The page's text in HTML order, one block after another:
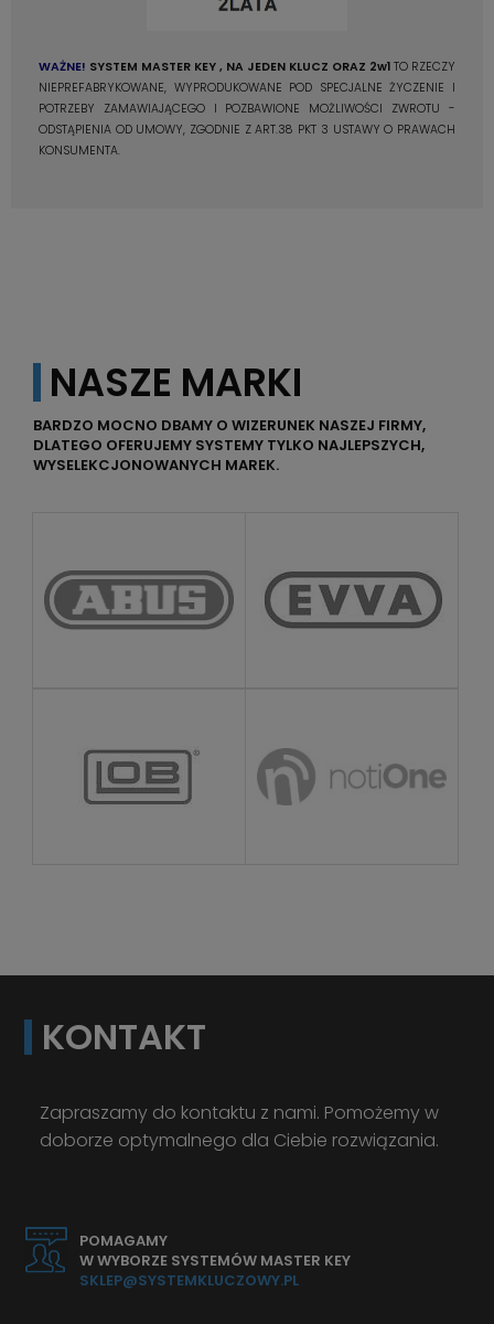
WAŻNE! SYSTEM MASTER KEY , NA JEDEN KLUCZ ORAZ 2w1 TO RZECZY
NIEPREFABRYKOWANE, WYPRODUKOWANE POD SPECJALNE ŻYCZENIE I
POTRZEBY ZAMAWIAJĄCEGO I POZBAWIONE MOŻLIWOŚCI ZWROTU -
ODSTĄPIENIA OD UMOWY, ZGODNIE Z ART.38 PKT 3 USTAWY O PRAWACH
KONSUMENTA.
NASZE MARKI
BARDZO MOCNO DBAMY O WIZERUNEK NASZEJ FIRMY,
DLATEGO OFERUJEMY SYSTEMY TYLKO NAJLEPSZYCH,
WYSELEKCJONOWANYCH MAREK.
KONTAKT
Zapraszamy do kontaktu z nami. Pomożemy w
doborze optymalnego dla Ciebie rozwiązania.
POMAGAMY
W WYBORZE SYSTEMÓW MASTER KEY
SKLEP@SYSTEMKLUCZOWY.PL